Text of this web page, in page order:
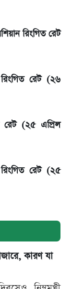
মুনাফা ও
শুরু নতুন
বদলে গেল
রিংগিত রেট
রেট (২৬
(২৫ এপ্রিল
রেট (২৫
কারণ যা